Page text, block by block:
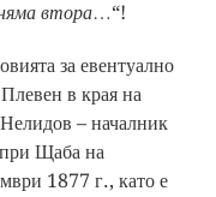
втора…“!
за евентуално
в края на
– началник
при Щаба на
1877 г., като е